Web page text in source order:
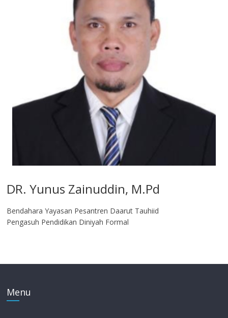
DR. Yunus Zainuddin, M.Pd
Bendahara Yayasan Pesantren Daarut Tauhiid
Pengasuh Pendidikan Diniyah Formal
Menu